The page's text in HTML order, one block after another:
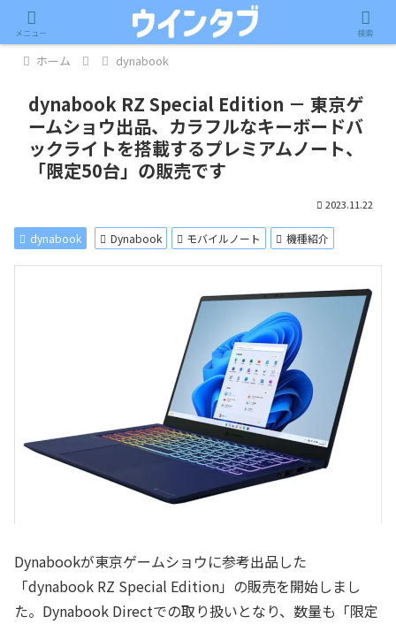
記事内に広告が含まれています。
ホーム dynabook
dynabook RZ Special Edition － 東京ゲ
ームショウ出品、カラフルなキーボードバ
ックライトを搭載するプレミアムノート、
「限定50台」の販売です
2023.11.22
dynabook Dynabook モバイルノート 機種紹介
Dynabookが東京ゲームショウに参考出品した
「dynabook RZ Special Edition」の販売を開始しまし
た。Dynabook Directでの取り扱いとなり、数量も「限定
メニュー 検索